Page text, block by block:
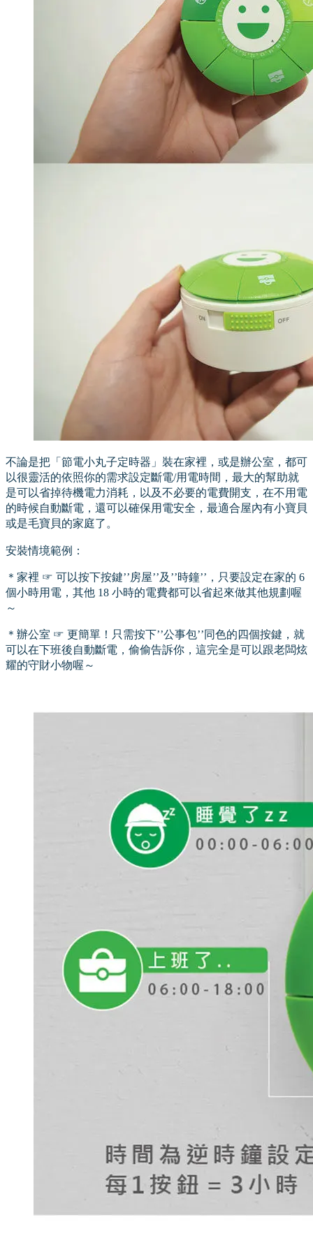
不論是把「節電小丸子定時器」裝在家裡，或是辦公室，都可
以很靈活的依照你的需求設定斷電/用電時間，最大的幫助就
是可以省掉待機電力消耗，以及不必要的電費開支，在不用電
的時候自動斷電，還可以確保用電安全，最適合屋內有小寶貝
或是毛寶貝的家庭了。
安裝情境範例：
＊家裡 ☞ 可以按下按鍵’’房屋’’及’’時鐘’’，只要設定在家的 6
個小時用電，其他 18 小時的電費都可以省起來做其他規劃喔
～
＊辦公室 ☞ 更簡單！只需按下’’公事包’’同色的四個按鍵，就
可以在下班後自動斷電，偷偷告訴你，這完全是可以跟老闆炫
耀的守財小物喔～